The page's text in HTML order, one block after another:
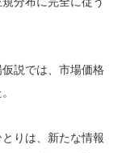
説では、市場価格
りは、新たな情報